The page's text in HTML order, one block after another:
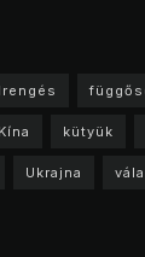
Kína kütyük
Ukrajna